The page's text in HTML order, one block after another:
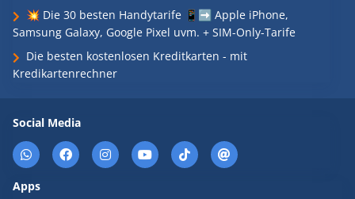
💥 Die 30 besten Handytarife 📱➡️ Apple iPhone,
Samsung Galaxy, Google Pixel uvm. + SIM-Only-Tarife
Die besten kostenlosen Kreditkarten - mit
Kredikartenrechner
Social Media
Apps